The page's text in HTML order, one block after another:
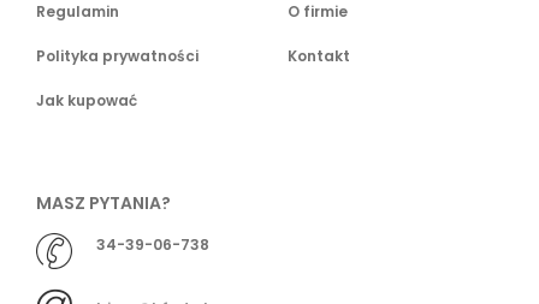
Regulamin
Polityka prywatności
Jak kupować
O firmie
Kontakt
MASZ PYTANIA?
34-39-06-738